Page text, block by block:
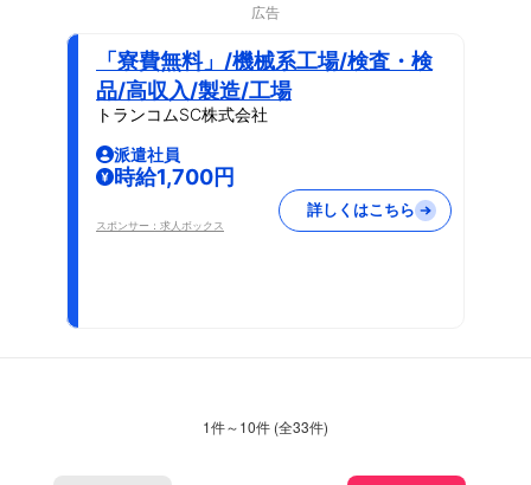
広告
「寮費無料」/機械系工場/検査・検
品/高収入/製造/工場
トランコムSC株式会社
派遣社員
時給1,700円
スポンサー：求人ボックス
詳しくはこちら
1件～10件 (全33件)